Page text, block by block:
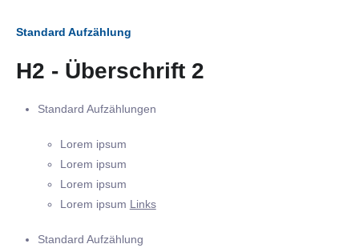
Standard Aufzählung
H2 - Überschrift 2
Standard Aufzählungen
Lorem ipsum
Lorem ipsum
Lorem ipsum
Lorem ipsum Links
Standard Aufzählung